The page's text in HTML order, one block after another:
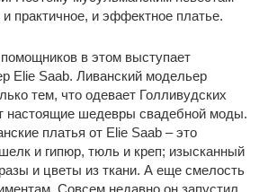
и практичное, и эффектное платье.
в этом выступает
Elie Saab. Ливанский модельер
тем, что одевает Голливудских
настоящие шедевры свадебной моды.
платья от Elie Saab – это
и гипюр, тюль и креп; изысканный
и цветы из ткани. А еще смелость